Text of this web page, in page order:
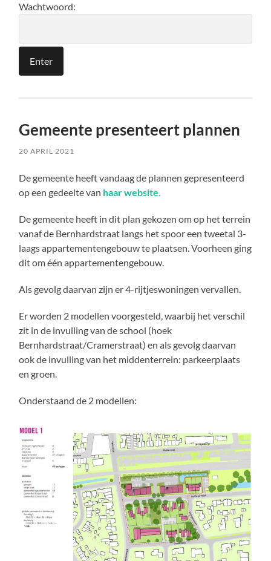
Wachtwoord:
Gemeente presenteert plannen
20 APRIL 2021
De gemeente heeft vandaag de plannen gepresenteerd
op een gedeelte van haar website.
De gemeente heeft in dit plan gekozen om op het terrein
vanaf de Bernhardstraat langs het spoor een tweetal 3-
laags appartementengebouw te plaatsen. Voorheen ging
dit om één appartementengebouw.
Als gevolg daarvan zijn er 4-rijtjeswoningen vervallen.
Er worden 2 modellen voorgesteld, waarbij het verschil
zit in de invulling van de school (hoek
Bernhardstraat/Cramerstraat) en als gevolg daarvan
ook de invulling van het middenterrein: parkeerplaats
en groen.
Onderstaand de 2 modellen: